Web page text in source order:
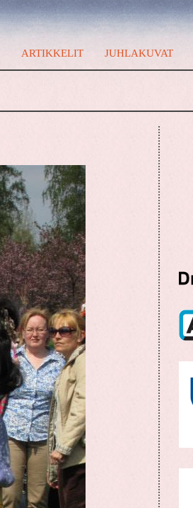
ARTIKKELIT JUHLAKUVAT